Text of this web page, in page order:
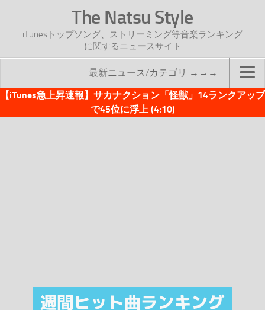
The Natsu Style
iTunesトップソング、ストリーミング等音楽ランキング
に関するニュースサイト
最新ニュース/カテゴリ →→→
TOP
注目カテゴリ
オリジナルiTunes週間トップソング
【iTunes急上昇速報】サカナクション「怪獣」14ランクアップ
で45位に浮上 (4:10)